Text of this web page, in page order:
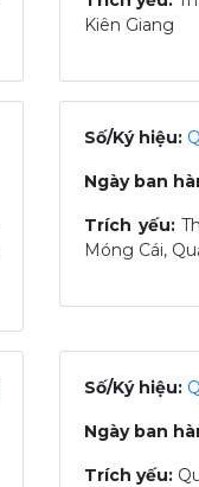
Kiên Giang
Số/Ký hiệu:
Ngày ban
Trích yếu:
Móng Cái,
Số/Ký hiệu:
Ngày ban
Trích yếu: